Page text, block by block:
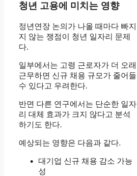
청년 고용에 미치는 영향
정년연장 논의가 나올 때마다 빠지
지 않는 쟁점이 청년 일자리 문제
다.
일부에서는 고령 근로자가 더 오래
근무하면 신규 채용 규모가 줄어들
수 있다고 우려한다.
반면 다른 연구에서는 단순한 일자
리 대체 효과가 크지 않다고 분석
하기도 한다.
예상되는 영향은 다음과 같다.
대기업 신규 채용 감소 가능
성